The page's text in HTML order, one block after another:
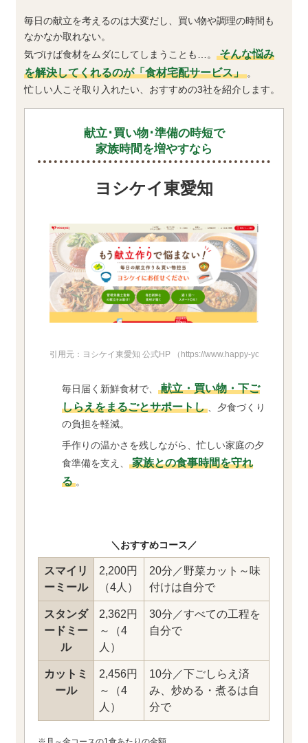
毎日の献立を考えるのは大変だし、買い物や調理の時間も
なかなか取れない。
気づけば食材をムダにしてしまうことも…。 そんな悩み
を解決してくれるのが「食材宅配サービス」 。
忙しい人こそ取り入れたい、おすすめの3社を紹介します。
献立･買い物･準備の時短で
家族時間を増やすなら
ヨシケイ東愛知
引用元：ヨシケイ東愛知 公式HP （https://www.happy-yoshikei.net/
毎日届く新鮮食材で、 献立・買い物・下ご
しらえをまるごとサポートし
、夕食づくり
の負担を軽減。
手作りの温かさを残しながら、忙しい家庭の夕
食準備を支え、 家族との食事時間を守れ
る 。
＼おすすめコース／
スマイリ
ーミール
2,200円
（4人）
20分／野菜カット～味
付けは自分で
スタンダ
ードミー
ル
2,362円
～（4
人）
30分／すべての工程を
自分で
カットミ
ール
2,456円
～（4
人）
10分／下ごしらえ済
み、炒める・煮るは自
分で